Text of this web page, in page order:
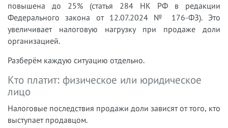
повышена до 25% (статья 284 НК РФ в редакции
Федерального закона от 12.07.2024 № 176-ФЗ). Это
увеличивает налоговую нагрузку при продаже доли
организацией.
Разберём каждую ситуацию отдельно.
Кто платит: физическое или юридическое
лицо
Налоговые последствия продажи доли зависят от того, кто
выступает продавцом.